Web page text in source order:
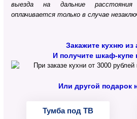
выезда на дальние
оплачивается только в случае
Закажите кухню из
И получите шкаф-купе
Или другой подарок
Тумба под ТВ